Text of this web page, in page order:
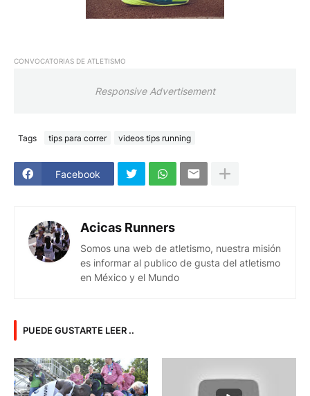
CONVOCATORIAS DE ATLETISMO
Responsive Advertisement
Tags tips para correr videos tips running
Facebook
Acicas Runners
Somos una web de atletismo, nuestra misión
es informar al publico de gusta del atletismo
en México y el Mundo
PUEDE GUSTARTE LEER ..